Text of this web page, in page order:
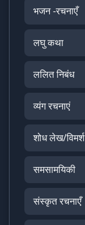
भजन -रचनाएँ
लघु कथा
ललित निबंध
व्यंग रचनाएं
शोध लेख/विमर्श
समसामयिकी
संस्कृत रचनाएँ